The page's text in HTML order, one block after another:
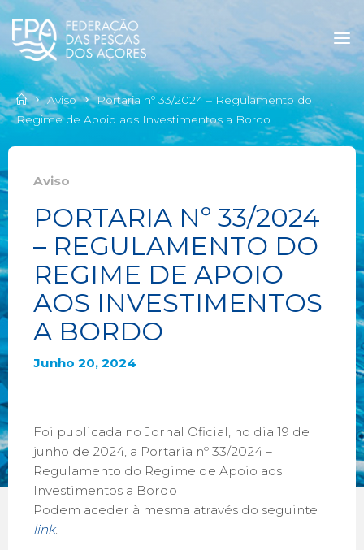
Aviso
Portaria nº 33/2024 – Regulamento do
Regime de Apoio aos Investimentos a Bordo
Aviso
PORTARIA Nº 33/2024
– REGULAMENTO DO
REGIME DE APOIO
AOS INVESTIMENTOS
A BORDO
Junho 20, 2024
Foi publicada no Jornal Oficial, no dia 19 de
junho de 2024, a Portaria nº 33/2024 –
Regulamento do Regime de Apoio aos
Investimentos a Bordo
Podem aceder à mesma através do seguinte
link.